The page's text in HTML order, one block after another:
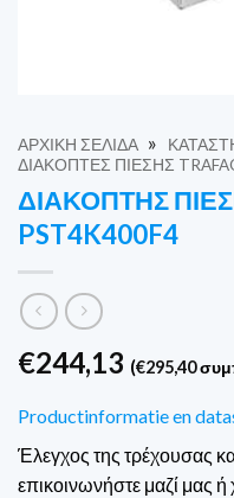
ΑΡΧΙΚΉ ΣΕΛΊΔΑ »
ΔΙΑΚΌΠΤΕΣ ΠΊΕΣΗΣ
ΔΙΑΚΌΠΤΗΣ
PST4K400F4
€244,13 (€295,40
Productinformatie en
Έλεγχος της τρέχουσας
επικοινωνήστε μαζί μας